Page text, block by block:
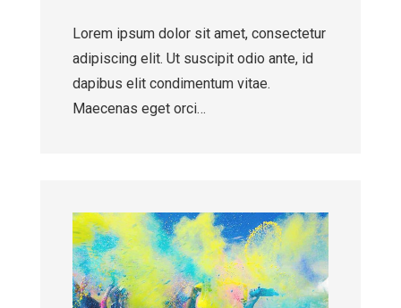
Lorem ipsum dolor sit amet, consectetur
adipiscing elit. Ut suscipit odio ante, id
dapibus elit condimentum vitae.
Maecenas eget orci…